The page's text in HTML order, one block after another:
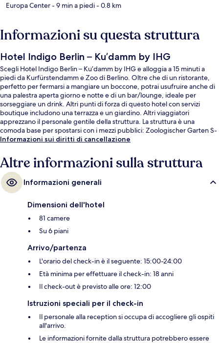
Europa Center- 9 min a piedi- 0.8 km
Informazioni su questa struttura
Hotel Indigo Berlin – Ku’damm by IHG
Scegli Hotel Indigo Berlin – Ku’damm by IHG e alloggia a 15 minuti a
piedi da Kurfürstendamm e Zoo di Berlino. Oltre che di un ristorante,
perfetto per fermarsi a mangiare un boccone, potrai usufruire anche di
una palestra aperta giorno e notte e di un bar/lounge, ideale per
sorseggiare un drink. Altri punti di forza di questo hotel con servizi
boutique includono una terrazza e un giardino. Altri viaggiatori
apprezzano il personale gentile della struttura. La struttura è una
comoda base per spostarsi con i mezzi pubblici: Zoologischer Garten S-
Bahn si trova a 5 min a piedi e Zoological Garden U-Bahn a 5.
Informazioni sui diritti di cancellazione
Altre informazioni sulla struttura
Informazioni generali
Dimensioni dell'hotel
81 camere
Su 6 piani
Arrivo/partenza
L'orario del check-in è il seguente: 15:00-24:00
Età minima per effettuare il check-in: 18 anni
Il check-out è previsto alle ore: 12:00
Istruzioni speciali per il check-in
Il personale alla reception si occupa di accogliere gli ospiti
all'arrivo.
Le informazioni fornite dalla struttura potrebbero essere